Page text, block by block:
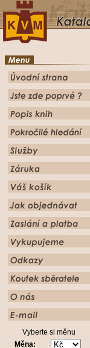
Vyberte si měnu
Měna: